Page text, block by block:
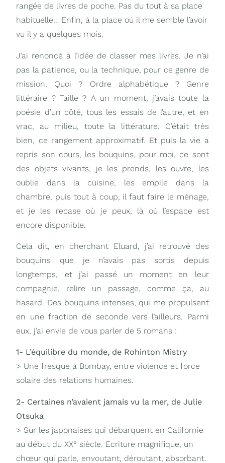
rangée de livres de poche. Pas du tout à sa place
habituelle… Enfin, à la place où il me semble l’avoir
vu il y a quelques mois.
J’ai renoncé à l’idée de classer mes livres. Je n’ai
pas la patience, ou la technique, pour ce genre de
mission. Quoi ? Ordre alphabétique ? Genre
littéraire ? Taille ? A un moment, j’avais toute la
poésie d’un côté, tous les essais de l’autre, et en
vrac, au milieu, toute la littérature. C’était très
bien, ce rangement approximatif. Et puis la vie a
repris son cours, les bouquins, pour moi, ce sont
des objets vivants, je les prends, les ouvre, les
oublie dans la cuisine, les empile dans la
chambre, puis tout à coup, il faut faire le ménage,
et je les recase où je peux, là où l’espace est
encore disponible.
Cela dit, en cherchant Eluard, j’ai retrouvé des
bouquins que je n’avais pas sortis depuis
longtemps, et j’ai passé un moment en leur
compagnie, relire un passage, comme ça, au
hasard. Des bouquins intenses, qui me propulsent
en une fraction de seconde vers l’ailleurs. Parmi
eux, j’ai envie de vous parler de 5 romans :
1- L’équilibre du monde, de Rohinton Mistry
> Une fresque à Bombay, entre violence et force
solaire des relations humaines.
2- Certaines n’avaient jamais vu la mer, de Julie
Otsuka
> Sur les japonaises qui débarquent en Californie
au début du XX° siècle. Ecriture magnifique, un
chœur qui parle, envoutant, déroutant, absorbant.